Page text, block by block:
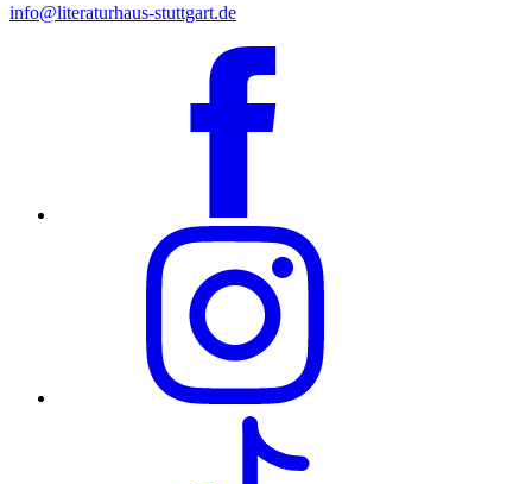
info@literaturhaus-stuttgart.de